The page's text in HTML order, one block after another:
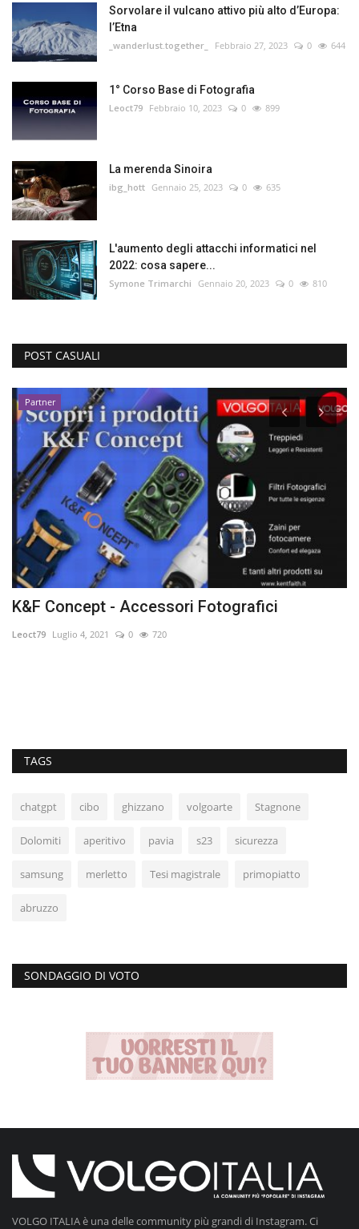
Sorvolare il vulcano attivo più alto d’Europa:
l’Etna
_wanderlust.together_ Febbraio 27, 2023 0 644
1° Corso Base di Fotografia
Leoct79 Febbraio 10, 2023 0 899
La merenda Sinoira
ibg_hott Gennaio 25, 2023 0 635
L'aumento degli attacchi informatici nel
2022: cosa sapere...
Symone Trimarchi Gennaio 20, 2023 0 810
POST CASUALI
Partner
K&F Concept - Accessori Fotografici
Leoct79 Luglio 4, 2021 0 720
TAGS
chatgpt cibo ghizzano volgoarte Stagnone
Dolomiti aperitivo pavia s23 sicurezza
samsung merletto Tesi magistrale primopiatto
abruzzo
SONDAGGIO DI VOTO
VOLGO ITALIA è una delle community più grandi di Instagram. Ci